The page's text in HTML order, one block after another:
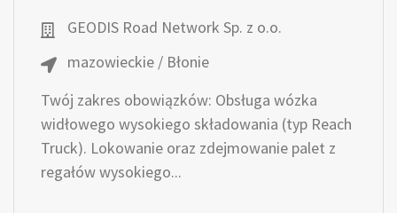
GEODIS Road Network Sp. z o.o.
mazowieckie / Błonie
Twój zakres obowiązków: Obsługa wózka
widłowego wysokiego składowania (typ Reach
Truck). Lokowanie oraz zdejmowanie palet z
regałów wysokiego...